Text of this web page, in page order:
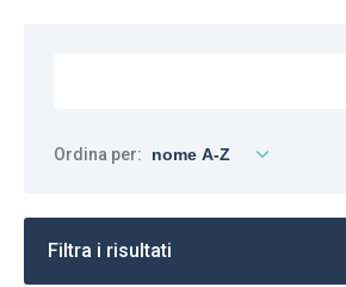
Ordina per:
Filtra i risultati